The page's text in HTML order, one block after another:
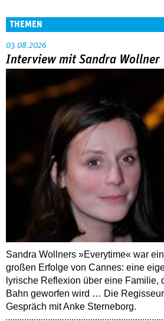
THEMEN
03.08.2026
Interview mit Sandra Wollner
Sandra Wollners »Everytime« war
großen Erfolge von Cannes: eine
lyrische Reflexion über eine ­Familie,
Bahn geworfen wird … Die
Gespräch mit Anke Sterneborg.